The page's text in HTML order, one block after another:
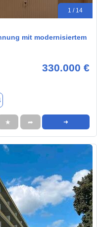
1 / 14
mit modernisiertem
330.000 €
★ ➦ ➜